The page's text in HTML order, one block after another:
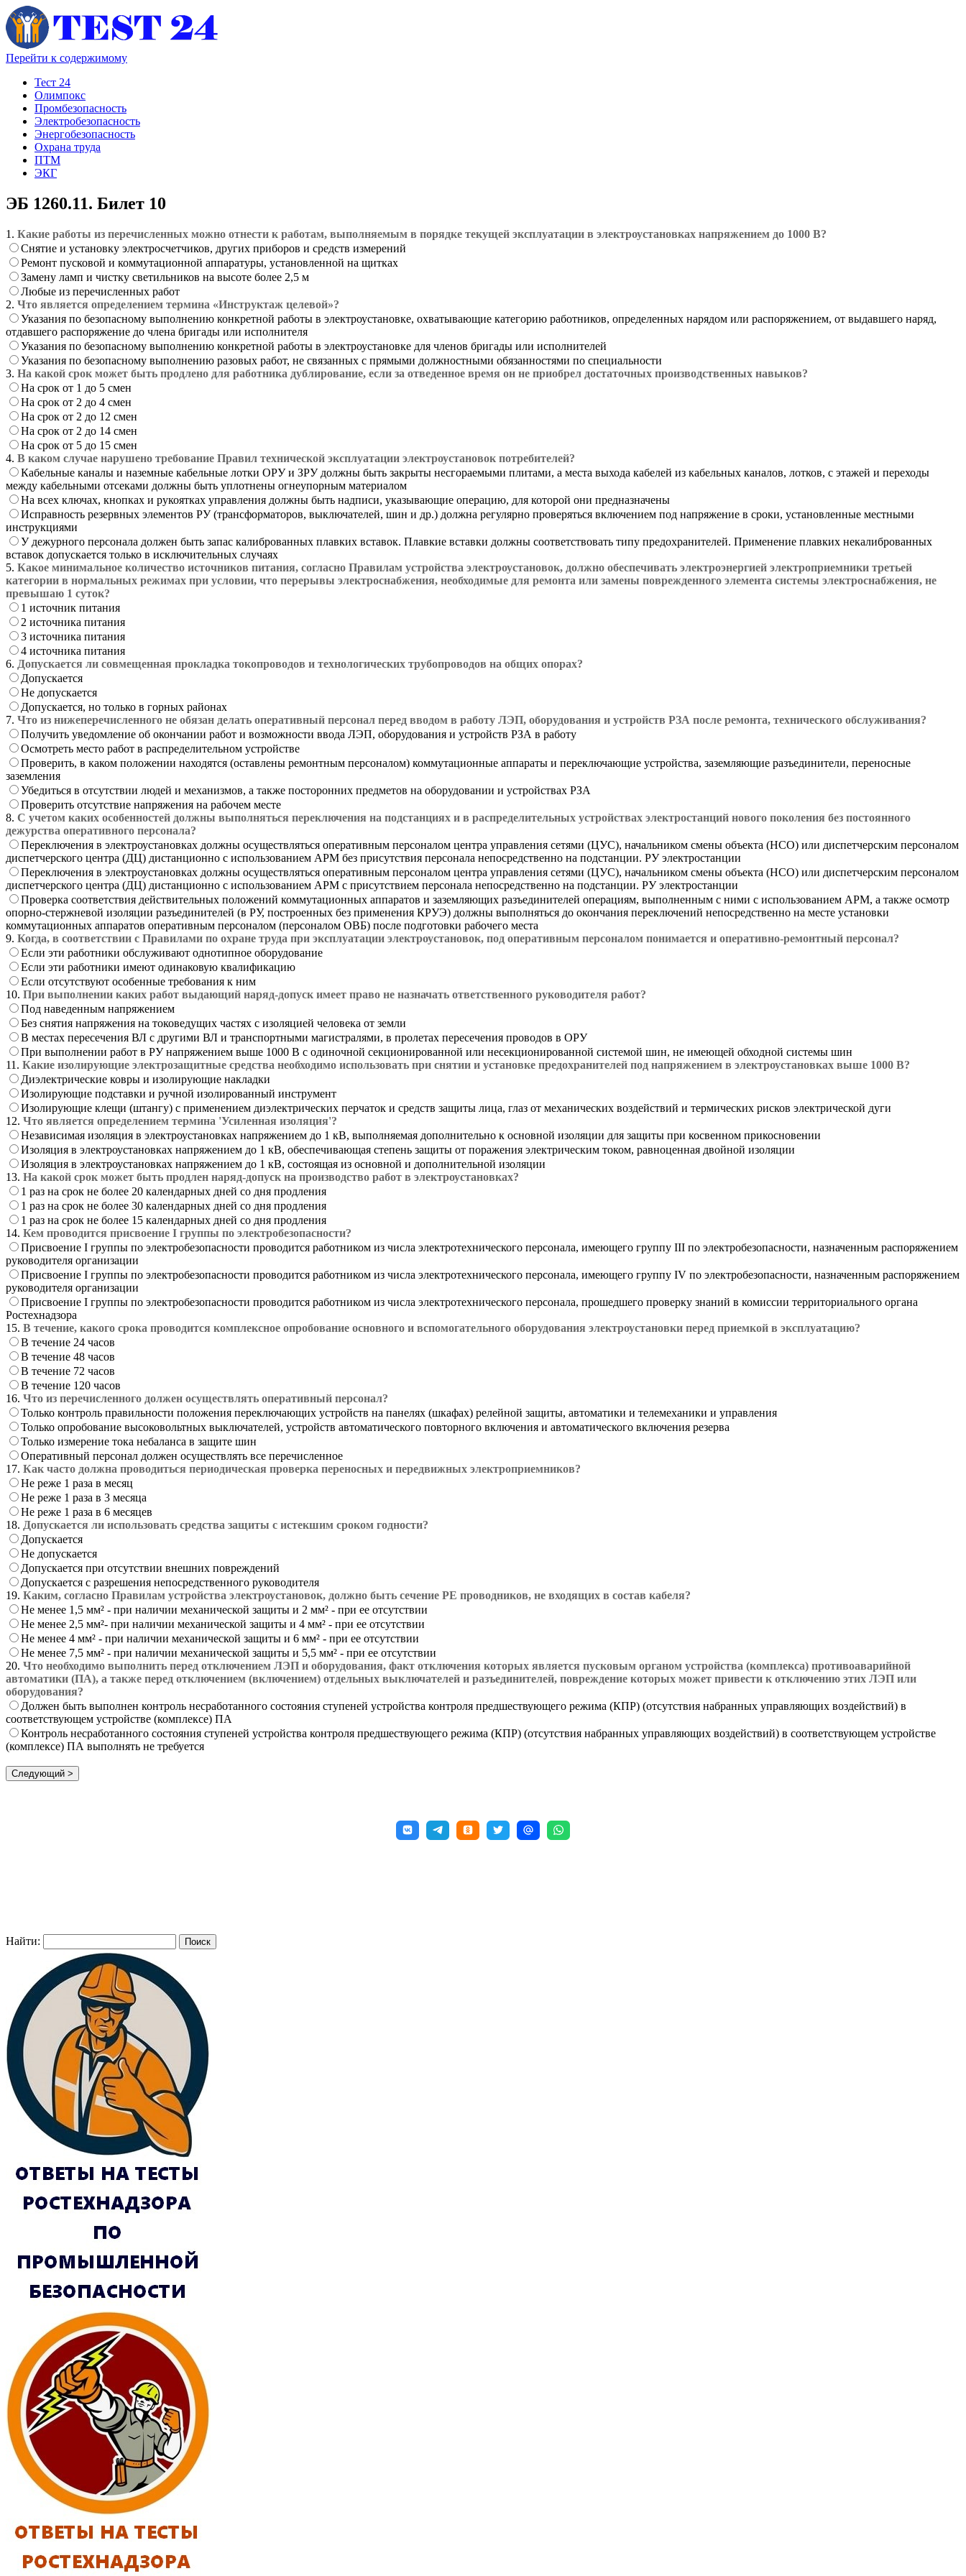
Перейти к содержимому
Тест 24
Олимпокс
Промбезопасность
Электробезопасность
Энергобезопасность
Охрана труда
ПТМ
ЭКГ
ЭБ 1260.11. Билет 10
1. Какие работы из перечисленных можно отнести к работам, выполняемым в порядке текущей эксплуатации в электроустановках напряжением до 1000 В?
Снятие и установку электросчетчиков, других приборов и средств измерений
Ремонт пусковой и коммутационной аппаратуры, установленной на щитках
Замену ламп и чистку светильников на высоте более 2,5 м
Любые из перечисленных работ
2. Что является определением термина «Инструктаж целевой»?
Указания по безопасному выполнению конкретной работы в электроустановке, охватывающие категорию работников, определенных нарядом или распоряжением, от выдавшего наряд,
отдавшего распоряжение до члена бригады или исполнителя
Указания по безопасному выполнению конкретной работы в электроустановке для членов бригады или исполнителей
Указания по безопасному выполнению разовых работ, не связанных с прямыми должностными обязанностями по специальности
3. На какой срок может быть продлено для работника дублирование, если за отведенное время он не приобрел достаточных производственных навыков?
На срок от 1 до 5 смен
На срок от 2 до 4 смен
На срок от 2 до 12 смен
На срок от 2 до 14 смен
На срок от 5 до 15 смен
4. В каком случае нарушено требование Правил технической эксплуатации электроустановок потребителей?
Кабельные каналы и наземные кабельные лотки ОРУ и ЗРУ должны быть закрыты несгораемыми плитами, а места выхода кабелей из кабельных каналов, лотков, с этажей и переходы
между кабельными отсеками должны быть уплотнены огнеупорным материалом
На всех ключах, кнопках и рукоятках управления должны быть надписи, указывающие операцию, для которой они предназначены
Исправность резервных элементов РУ (трансформаторов, выключателей, шин и др.) должна регулярно проверяться включением под напряжение в сроки, установленные местными
инструкциями
У дежурного персонала должен быть запас калиброванных плавких вставок. Плавкие вставки должны соответствовать типу предохранителей. Применение плавких некалиброванных
вставок допускается только в исключительных случаях
5. Какое минимальное количество источников питания, согласно Правилам устройства электроустановок, должно обеспечивать электроэнергией электроприемники третьей
категории в нормальных режимах при условии, что перерывы электроснабжения, необходимые для ремонта или замены поврежденного элемента системы электроснабжения, не
превышаю 1 суток?
1 источник питания
2 источника питания
3 источника питания
4 источника питания
6. Допускается ли совмещенная прокладка токопроводов и технологических трубопроводов на общих опорах?
Допускается
Не допускается
Допускается, но только в горных районах
7. Что из нижеперечисленного не обязан делать оперативный персонал перед вводом в работу ЛЭП, оборудования и устройств РЗА после ремонта, технического обслуживания?
Получить уведомление об окончании работ и возможности ввода ЛЭП, оборудования и устройств РЗА в работу
Осмотреть место работ в распределительном устройстве
Проверить, в каком положении находятся (оставлены ремонтным персоналом) коммутационные аппараты и переключающие устройства, заземляющие разъединители, переносные
заземления
Убедиться в отсутствии людей и механизмов, а также посторонних предметов на оборудовании и устройствах РЗА
Проверить отсутствие напряжения на рабочем месте
8. С учетом каких особенностей должны выполняться переключения на подстанциях и в распределительных устройствах электростанций нового поколения без постоянного
дежурства оперативного персонала?
Переключения в электроустановках должны осуществляться оперативным персоналом центра управления сетями (ЦУС), начальником смены объекта (НСО) или диспетчерским персоналом
диспетчерского центра (ДЦ) дистанционно с использованием АРМ без присутствия персонала непосредственно на подстанции. РУ электростанции
Переключения в электроустановках должны осуществляться оперативным персоналом центра управления сетями (ЦУС), начальником смены объекта (НСО) или диспетчерским персоналом
диспетчерского центра (ДЦ) дистанционно с использованием АРМ с присутствием персонала непосредственно на подстанции. РУ электростанции
Проверка соответствия действительных положений коммутационных аппаратов и заземляющих разъединителей операциям, выполненным с ними с использованием АРМ, а также осмотр
опорно-стержневой изоляции разъединителей (в РУ, построенных без применения КРУЭ) должны выполняться до окончания переключений непосредственно на месте установки
коммутационных аппаратов оперативным персоналом (персоналом ОВБ) после подготовки рабочего места
9. Когда, в соответствии с Правилами по охране труда при эксплуатации электроустановок, под оперативным персоналом понимается и оперативно-ремонтный персонал?
Если эти работники обслуживают однотипное оборудование
Если эти работники имеют одинаковую квалификацию
Если отсутствуют особенные требования к ним
10. При выполнении каких работ выдающий наряд-допуск имеет право не назначать ответственного руководителя работ?
Под наведенным напряжением
Без снятия напряжения на токоведущих частях с изоляцией человека от земли
В местах пересечения ВЛ с другими ВЛ и транспортными магистралями, в пролетах пересечения проводов в ОРУ
При выполнении работ в РУ напряжением выше 1000 В с одиночной секционированной или несекционированной системой шин, не имеющей обходной системы шин
11. Какие изолирующие электрозащитные средства необходимо использовать при снятии и установке предохранителей под напряжением в электроустановках выше 1000 В?
Диэлектрические ковры и изолирующие накладки
Изолирующие подставки и ручной изолированный инструмент
Изолирующие клещи (штангу) с применением диэлектрических перчаток и средств защиты лица, глаз от механических воздействий и термических рисков электрической дуги
12. Что является определением термина 'Усиленная изоляция'?
Независимая изоляция в электроустановках напряжением до 1 кВ, выполняемая дополнительно к основной изоляции для защиты при косвенном прикосновении
Изоляция в электроустановках напряжением до 1 кВ, обеспечивающая степень защиты от поражения электрическим током, равноценная двойной изоляции
Изоляция в электроустановках напряжением до 1 кВ, состоящая из основной и дополнительной изоляции
13. На какой срок может быть продлен наряд-допуск на производство работ в электроустановках?
1 раз на срок не более 20 календарных дней со дня продления
1 раз на срок не более 30 календарных дней со дня продления
1 раз на срок не более 15 календарных дней со дня продления
14. Кем проводится присвоение I группы по электробезопасности?
Присвоение I группы по электробезопасности проводится работником из числа электротехнического персонала, имеющего группу III по электробезопасности, назначенным распоряжением
руководителя организации
Присвоение I группы по электробезопасности проводится работником из числа электротехнического персонала, имеющего группу IV по электробезопасности, назначенным распоряжением
руководителя организации
Присвоение I группы по электробезопасности проводится работником из числа электротехнического персонала, прошедшего проверку знаний в комиссии территориального органа
Ростехнадзора
15. В течение, какого срока проводится комплексное опробование основного и вспомогательного оборудования электроустановки перед приемкой в эксплуатацию?
В течение 24 часов
В течение 48 часов
В течение 72 часов
В течение 120 часов
16. Что из перечисленного должен осуществлять оперативный персонал?
Только контроль правильности положения переключающих устройств на панелях (шкафах) релейной защиты, автоматики и телемеханики и управления
Только опробование высоковольтных выключателей, устройств автоматического повторного включения и автоматического включения резерва
Только измерение тока небаланса в защите шин
Оперативный персонал должен осуществлять все перечисленное
17. Как часто должна проводиться периодическая проверка переносных и передвижных электроприемников?
Не реже 1 раза в месяц
Не реже 1 раза в 3 месяца
Не реже 1 раза в 6 месяцев
18. Допускается ли использовать средства защиты с истекшим сроком годности?
Допускается
Не допускается
Допускается при отсутствии внешних повреждений
Допускается с разрешения непосредственного руководителя
19. Каким, согласно Правилам устройства электроустановок, должно быть сечение РЕ проводников, не входящих в состав кабеля?
Не менее 1,5 мм² - при наличии механической защиты и 2 мм² - при ее отсутствии
Не менее 2,5 мм²- при наличии механической защиты и 4 мм² - при ее отсутствии
Не менее 4 мм² - при наличии механической защиты и 6 мм² - при ее отсутствии
Не менее 7,5 мм² - при наличии механической защиты и 5,5 мм² - при ее отсутствии
20. Что необходимо выполнить перед отключением ЛЭП и оборудования, факт отключения которых является пусковым органом устройства (комплекса) противоаварийной
автоматики (ПА), а также перед отключением (включением) отдельных выключателей и разъединителей, повреждение которых может привести к отключению этих ЛЭП или
оборудования?
Должен быть выполнен контроль несработанного состояния ступеней устройства контроля предшествующего режима (КПР) (отсутствия набранных управляющих воздействий) в
соответствующем устройстве (комплексе) ПА
Контроль несработанного состояния ступеней устройства контроля предшествующего режима (КПР) (отсутствия набранных управляющих воздействий) в соответствующем устройстве
(комплексе) ПА выполнять не требуется
Найти: